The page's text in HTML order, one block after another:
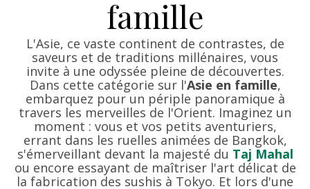
famille
L'Asie, ce vaste continent de contrastes, de
saveurs et de traditions millénaires, vous
invite à une odyssée pleine de découvertes.
Dans cette catégorie sur l'Asie en famille,
embarquez pour un périple panoramique à
travers les merveilles de l'Orient. Imaginez un
moment : vous et vos petits aventuriers,
errant dans les ruelles animées de Bangkok,
s'émerveillant devant la majesté du Taj Mahal
ou encore essayant de maîtriser l'art délicat de
la fabrication des sushis à Tokyo. Et lors d'une